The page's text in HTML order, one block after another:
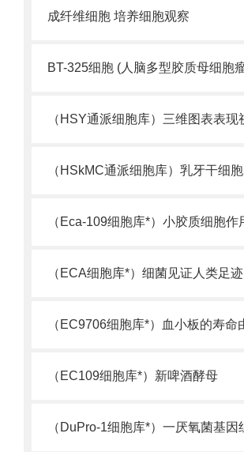
成纤维细胞 培养细胞观察
（ECA细胞库*）细菌见证人类足迹
（EC109细胞库*）新啤酒酵母